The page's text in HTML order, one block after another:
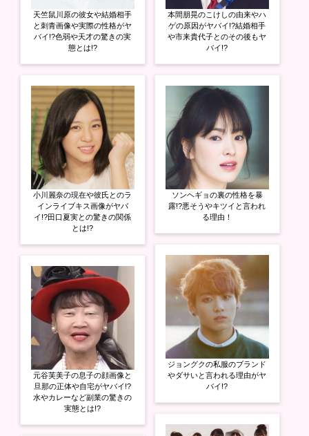
ウ
で
開
き
ま
い
(
新
し
い
ウ
ン
ウ
で
き
ま
す
)
ウ
で
開
き
ま
天竺鼠川原の彼女や結婚相手
と刺青画像や実際の性格がヤ
バイ!?色弱や天才の驚きの実
態とは!?
小川麗奈の現在や彼氏とのラ
インライブキス画像がヤバ
イ!?田口夏実との驚きの関係
とは!?
元谷芙美子の息子の顔画像と
旦那の正体や自宅がヤバイ!?
水やカレーなど副業の驚きの
実態とは!?
本間朋晃のこけしの由来やハ
ゲの原因がヤバイ!?結婚相手
や市来貴代子とのその後もヤ
バイ!?
ソンヘギョの裏の性格を暴
露!?悪そうやキツイと言われ
る理由！
ジョングクの私服のブランド
やダサいと言われる理由がヤ
バイ!?